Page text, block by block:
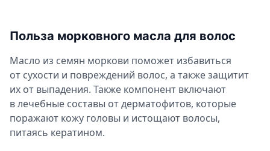
Польза морковного масла для волос
Масло из семян моркови поможет избавиться
от сухости и повреждений волос, а также защитит
их от выпадения. Также компонент включают
в лечебные составы от дерматофитов, которые
поражают кожу головы и истощают волосы,
питаясь кератином.